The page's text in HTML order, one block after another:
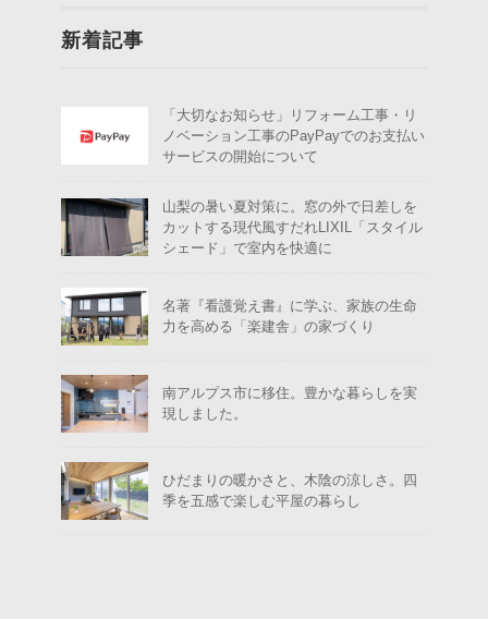
新着記事
「大切なお知らせ」リフォーム工事・リ
ノベーション工事のPayPayでのお支払い
サービスの開始について
山梨の暑い夏対策に。窓の外で日差しを
カットする現代風すだれLIXIL「スタイル
シェード」で室内を快適に
名著『看護覚え書』に学ぶ、家族の生命
力を高める「楽建舎」の家づくり
南アルプス市に移住。豊かな暮らしを実
現しました。
ひだまりの暖かさと、木陰の涼しさ。四
季を五感で楽しむ平屋の暮らし